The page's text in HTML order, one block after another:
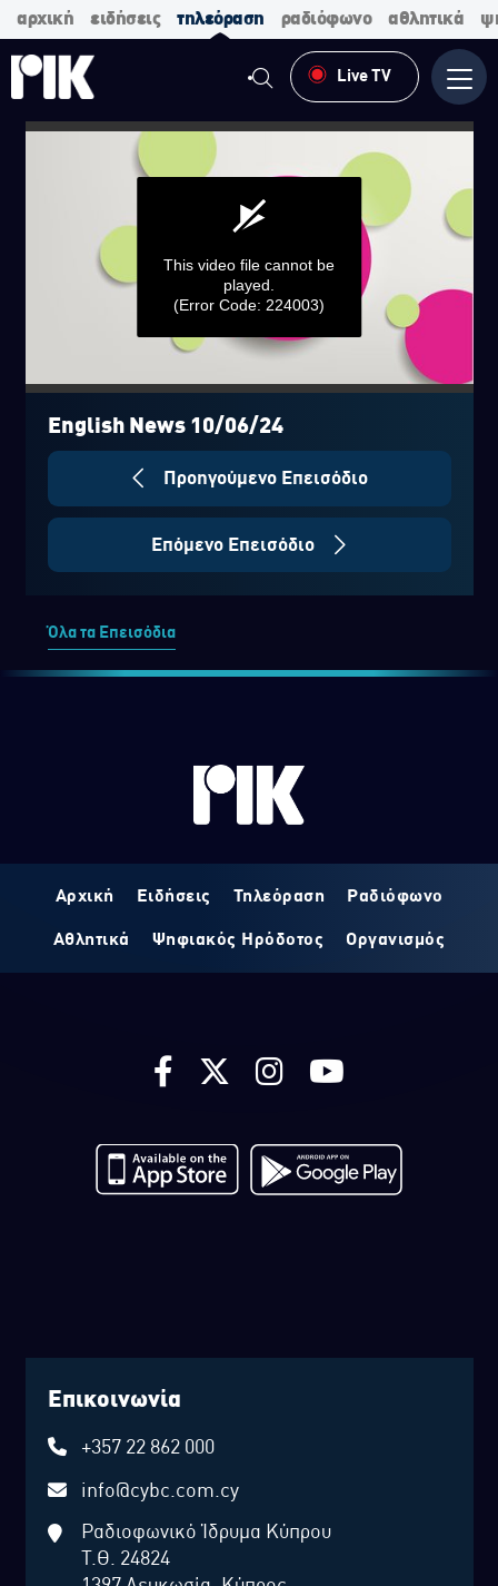
αρχική ειδήσεις τηλεόραση ραδιόφωνο αθλητικά
Live TV
0
seconds
seconds
This video file cannot be
played.
(Error Code: 224003)
English News 10/06/24
Προηγούμενο Επεισόδιο
Επόμενο Επεισόδιο
Όλα τα Επεισόδια
Αρχική Ειδήσεις Τηλεόραση Ραδιόφωνο
Αθλητικά Ψηφιακός Ηρόδοτος Οργανισμός
Επικοινωνία
+357 22 862 000
info@cybc.com.cy
Ραδιοφωνικό Ίδρυμα Κύπρου
Τ.Θ. 24824